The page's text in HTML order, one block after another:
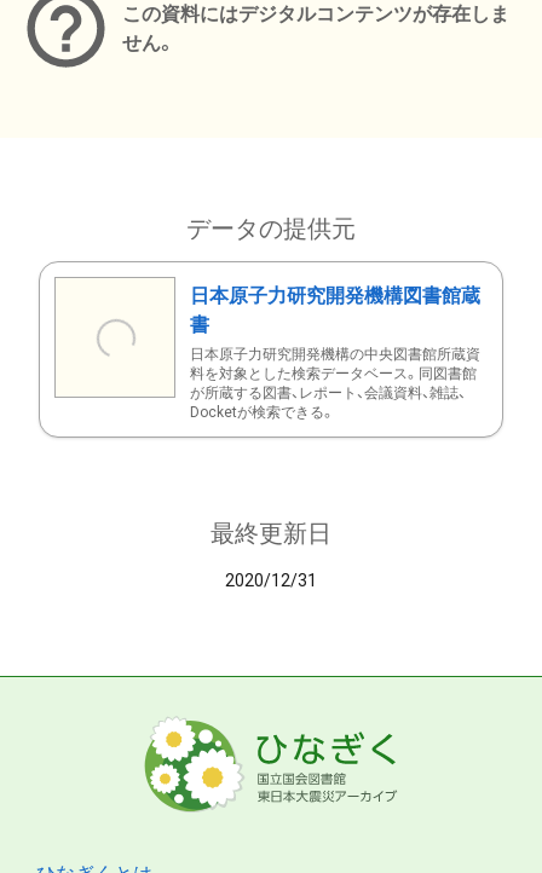
この資料にはデジタルコンテンツが存在しま
せん。
データの提供元
日本原子力研究開発機構図書館蔵
書
日本原子力研究開発機構の中央図書館所蔵資
料を対象とした検索データベース。同図書館
が所蔵する図書、レポート、会議資料、雑誌、
Docketが検索できる。
最終更新日
2020/12/31